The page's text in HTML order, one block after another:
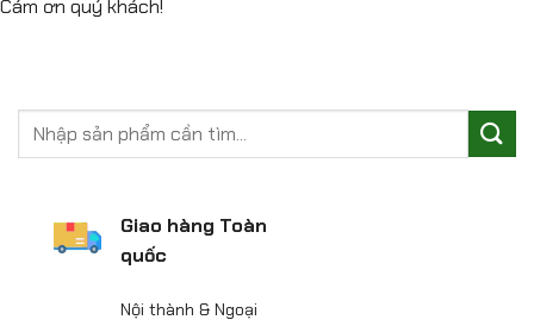
Cám ơn quý khách!
Giao hàng Toàn
quốc
Nội thành & Ngoại